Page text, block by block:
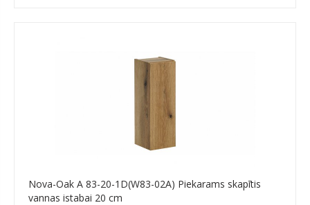
Nova-Oak A 83-20-1D(W83-02A) Piekarams skapītis
vannas istabai 20 cm